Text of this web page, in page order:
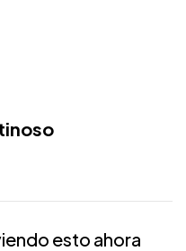
esto ahora